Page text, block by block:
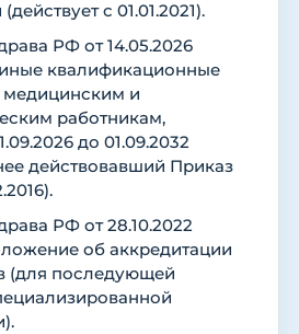
с 01.01.2021).
РФ от 14.05.2026
квалификационные
медицинским и
работникам,
до 01.09.2032
действовавший Приказ
РФ от 28.10.2022
об аккредитации
(для последующей